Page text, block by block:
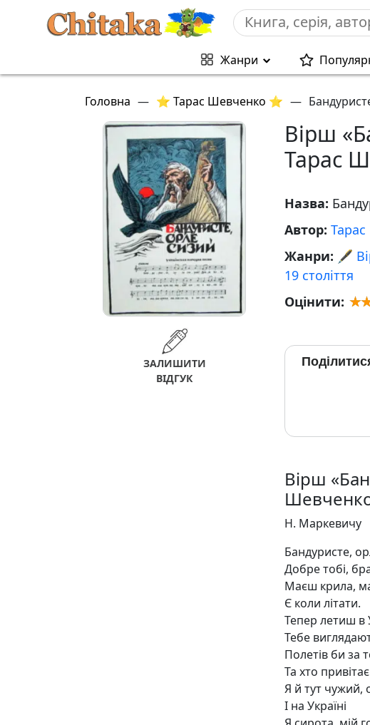
Жанри
Головна — ⭐ Тарас Шевченко ⭐ —
ЗАЛИШИТИ
ВІДГУК
Вірш
Тарас
Назва:
Автор:
Жанри: 🖋️
19 століття
Оцінити:
Вірш
Н. Маркевичу
Бандуристе,
Добре тобі,
Маєш крила,
Є коли літати.
Тепер летиш в
Тебе
Полетів би за
Та хто
Я й тут чужий,
І на Україні